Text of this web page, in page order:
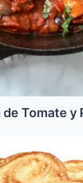
de Tomate y